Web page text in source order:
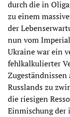
durch die in
zu einem
der
nun vom
Ukraine war ein
fehlkalkulierter
Zugeständnissen
Russlands zu
die riesigen
Einmischung der